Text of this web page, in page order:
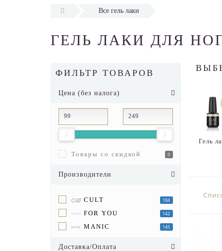
Все гель лаки
ГЕЛЬ ЛАКИ ДЛЯ
ФИЛЬТР ТОВАРОВ
Цена (без налога)
Товары со скидкой 0
Производители
CULT 184
FOR YOU 142
MANIC 145
Доставка/Оплата
Гель